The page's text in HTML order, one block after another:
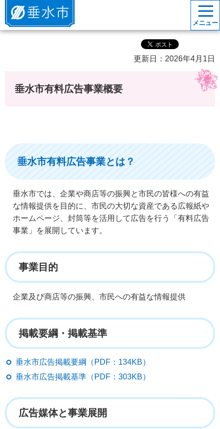
垂水市
メニュー
更新日：2026年4月1日
垂水市有料広告事業概要
垂水市有料広告事業とは？
垂水市では、企業や商店等の振興と市民の皆様への有益
な情報提供を目的に、市民の大切な資産である広報紙や
ホームページ、封筒等を活用して広告を行う「有料広告
事業」を展開しています。
事業目的
企業及び商店等の振興、市民への有益な情報提供
掲載要綱・掲載基準
垂水市広告掲載要綱（PDF：134KB）
垂水市広告掲載基準（PDF：303KB）
広告媒体と事業展開